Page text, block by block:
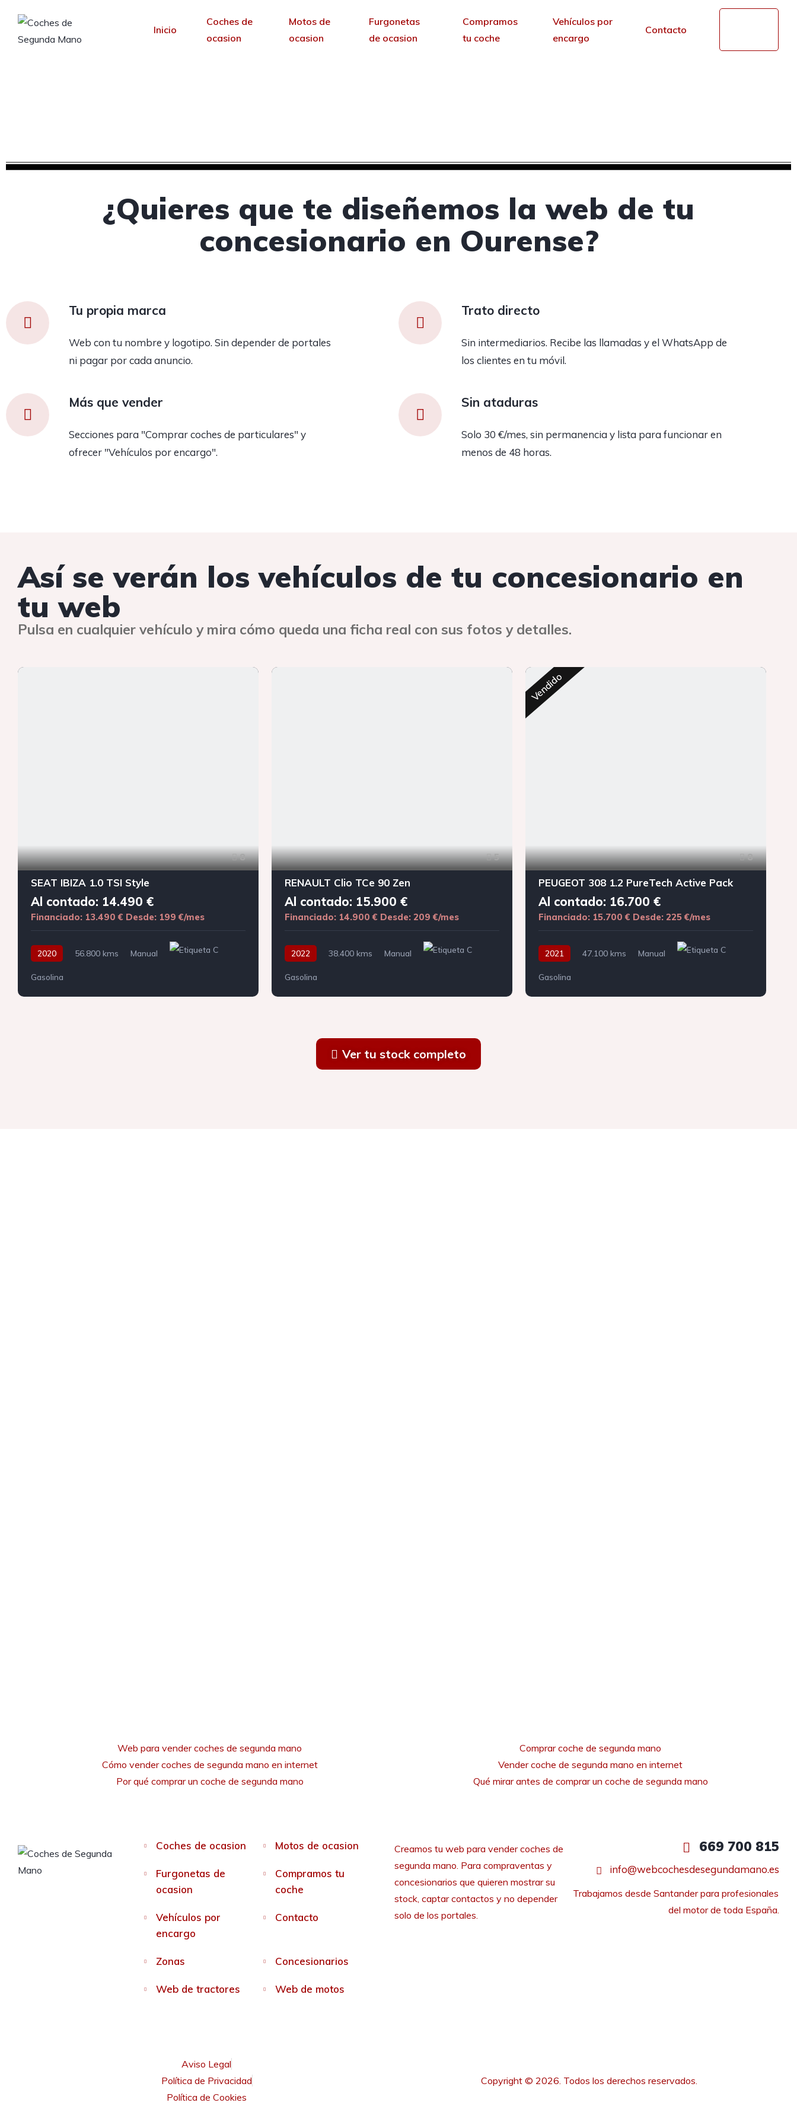
Inicio
Coches de
ocasion
Motos de
ocasion
Furgonetas
de ocasion
Compramos
tu coche
Vehículos por
encargo
Contacto
¿Quieres que te diseñemos la web de tu
concesionario en Ourense?
Tu propia marca
Web con tu nombre y logotipo. Sin depender de portales
ni pagar por cada anuncio.
Trato directo
Sin intermediarios. Recibe las llamadas y el WhatsApp de
los clientes en tu móvil.
Más que vender
Secciones para "Comprar coches de particulares" y
ofrecer "Vehículos por encargo".
Sin ataduras
Solo 30 €/mes, sin permanencia y lista para funcionar en
menos de 48 horas.
Así se verán los vehículos de tu concesionario en
tu web
Pulsa en cualquier vehículo y mira cómo queda una ficha real con sus fotos y detalles.
8
SEAT IBIZA 1.0 TSI Style
Al contado: 14.490 €
Financiado: 13.490 € Desde: 199 €/mes
2020 56.800 kms Manual
Gasolina
5
RENAULT Clio TCe 90 Zen
Al contado: 15.900 €
Financiado: 14.900 € Desde: 209 €/mes
2022 38.400 kms Manual
Gasolina
Vendido
8
PEUGEOT 308 1.2 PureTech Active Pack
Al contado: 16.700 €
Financiado: 15.700 € Desde: 225 €/mes
2021 47.100 kms Manual
Gasolina
Ver tu stock completo
Web para vender coches de segunda mano
Cómo vender coches de segunda mano en internet
Por qué comprar un coche de segunda mano
Comprar coche de segunda mano
Vender coche de segunda mano en internet
Qué mirar antes de comprar un coche de segunda mano
Coches de ocasion Motos de ocasion
Furgonetas de
ocasion
Compramos tu
coche
Vehículos por
encargo
Contacto
Zonas Concesionarios
Web de tractores Web de motos
Creamos tu web para vender coches de
segunda mano. Para compraventas y
concesionarios que quieren mostrar su
stock, captar contactos y no depender
solo de los portales.
669 700 815
info@webcochesdesegundamano.es
Trabajamos desde Santander para profesionales
del motor de toda España.
Aviso Legal
Política de Privacidad
Política de Cookies
Copyright © 2026. Todos los derechos reservados.